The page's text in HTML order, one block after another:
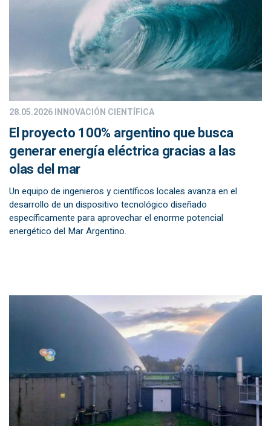
28.05.2026INNOVACIÓN CIENTÍFICA
El proyecto 100% argentino que busca
generar energía eléctrica gracias a las
olas del mar
Un equipo de ingenieros y científicos locales avanza en el
desarrollo de un dispositivo tecnológico diseñado
específicamente para aprovechar el enorme potencial
energético del Mar Argentino.